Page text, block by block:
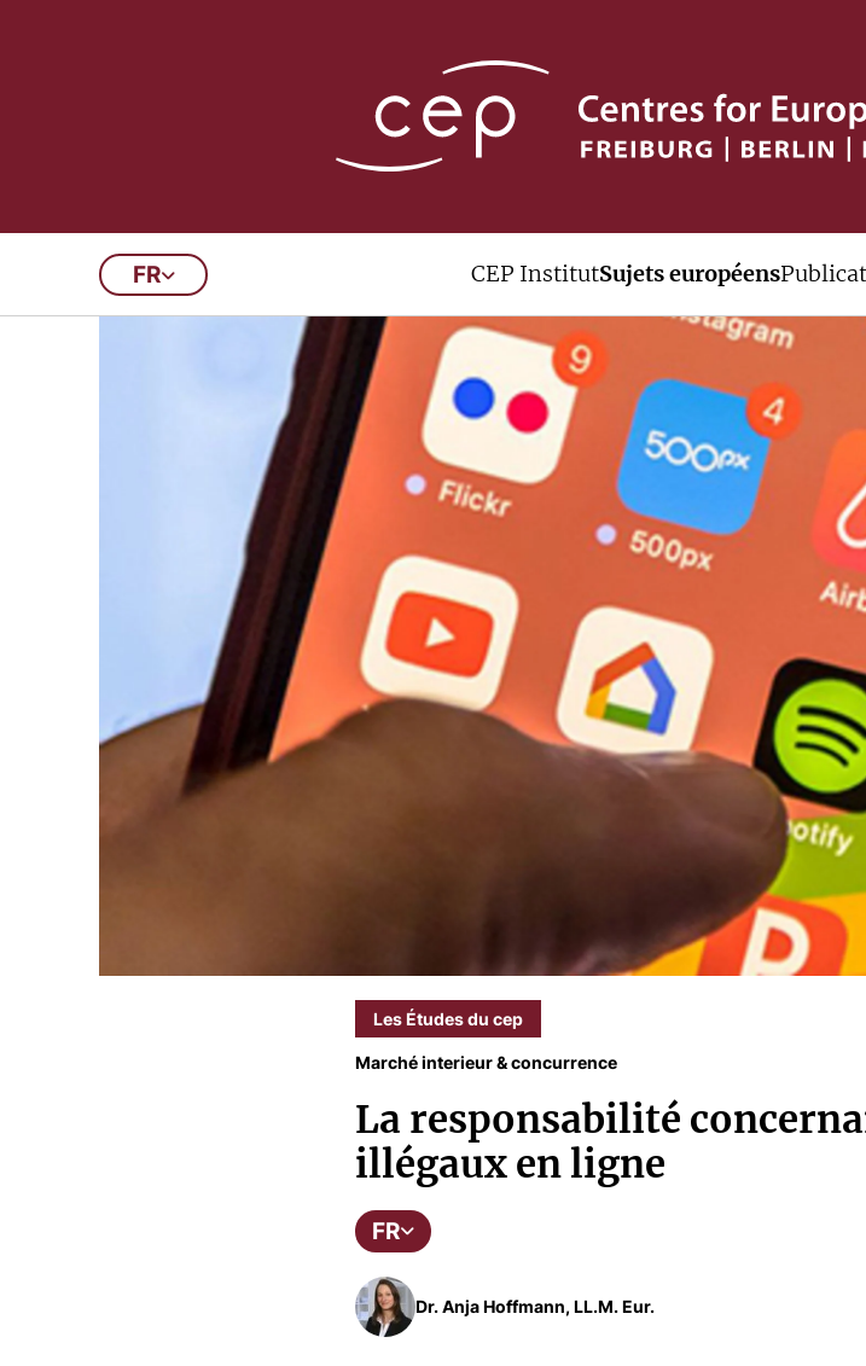
FR CEP InstitutSujets européens
Les Études du cep
Marché interieur & concurrence
La responsabilité
illégaux en ligne
FR
Dr. Anja Hoffmann, LL.M. Eur.